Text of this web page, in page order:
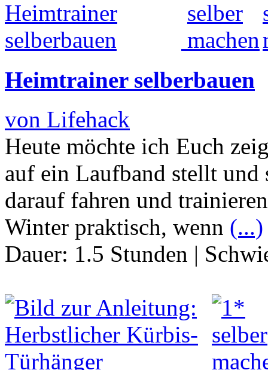
Heimtrainer selberbauen
von Lifehack
Heute möchte ich Euch
auf ein Laufband stellt und
darauf fahren und
Winter praktisch, wenn (...)
Dauer: 1.5 Stunden |